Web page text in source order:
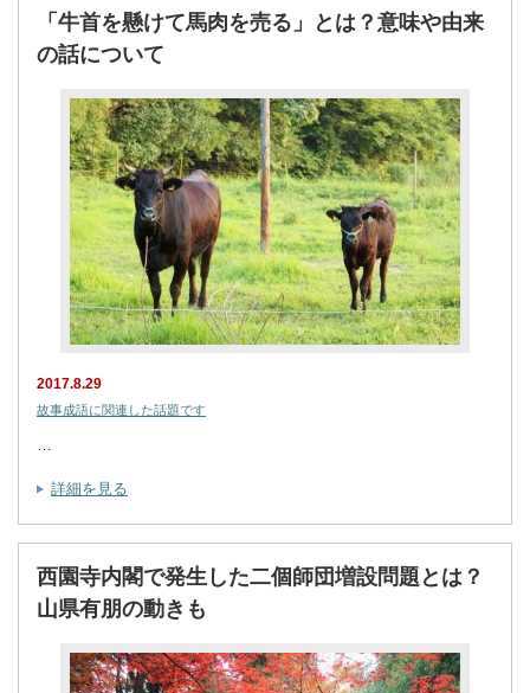
「牛首を懸けて馬肉を売る」とは？意味や由来
の話について
2017.8.29
故事成語に関連した話題です
…
詳細を見る
西園寺内閣で発生した二個師団増設問題とは？
山県有朋の動きも